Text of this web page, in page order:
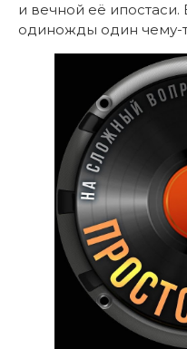
и вечной её
одиножды один чему-